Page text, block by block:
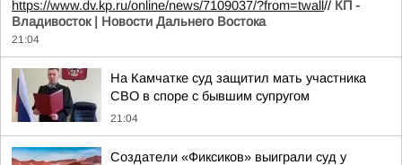
https://www.dv.kp.ru/online/news/7109037/?from=twall// КП -
Владивосток | Новости Дальнего Востока
21:04
На Камчатке суд защитил мать участника
СВО в споре с бывшим супругом
21:04
Создатели «Фиксиков» выиграли суд у